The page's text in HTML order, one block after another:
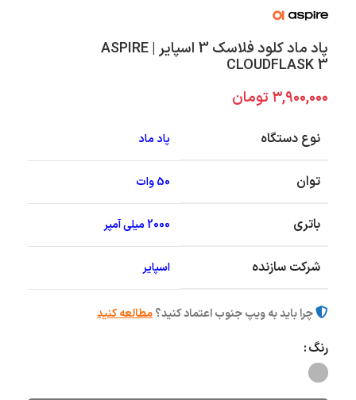
پاد ماد کلود فلاسک 3 اسپایر | ASPIRE
CLOUDFLASK 3
۳,۹۰۰,۰۰۰ تومان
نوع دستگاه پاد ماد
توان 50 وات
باتری 2000 میلی آمپر
شرکت سازنده اسپایر
چرا باید به ویپ جنوب اعتماد کنید؟مطالعه کنید
رنگ